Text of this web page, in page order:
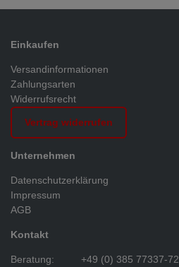
Einkaufen
Versandinformationen
Zahlungsarten
Widerrufsrecht
Vertrag widerrufen
Unternehmen
Datenschutzerklärung
Impressum
AGB
Kontakt
Beratung:
+49 (0) 385 77337-72